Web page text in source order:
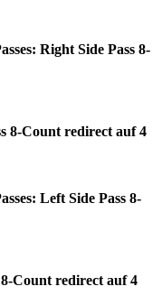
Right Side Pass 8-
8-Count redirect auf 4
Left Side Pass 8-
8-Count redirect auf 4